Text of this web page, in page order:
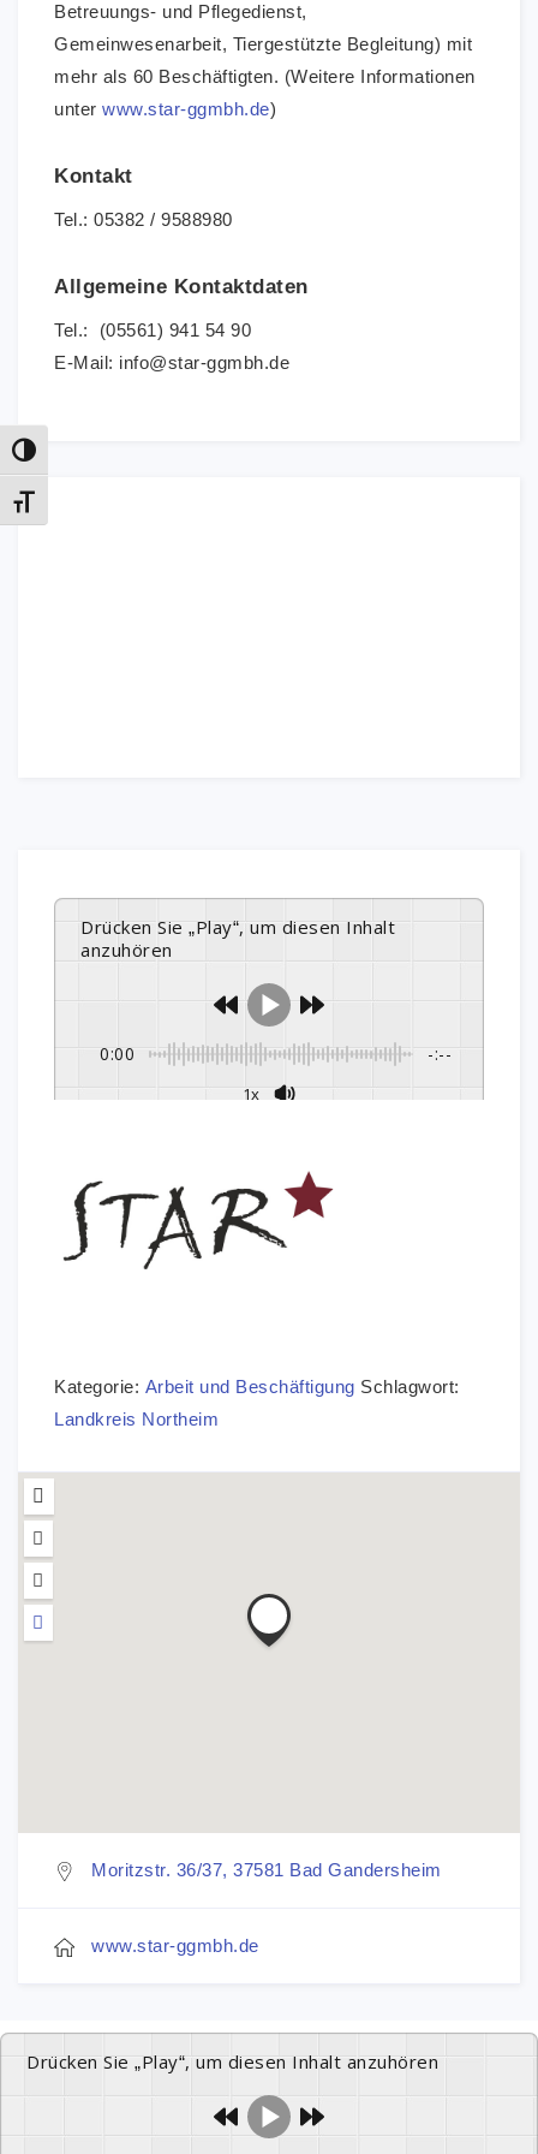
Umschalten auf hohe Kontraste
Schrift vergrößern
Drücken Sie „Play“, um diesen Inhalt
anzuhören
0:00 -:--
1x
Kategorie: Arbeit und Beschäftigung Schlagwort:
Landkreis Northeim
Moritzstr. 36/37, 37581 Bad Gandersheim
www.star-ggmbh.de
Betreuungs- und Pflegedienst,
Gemeinwesenarbeit, Tiergestützte Begleitung) mit
mehr als 60 Beschäftigten. (Weitere Informationen
unter www.star-ggmbh.de)
Kontakt
Tel.: 05382 / 9588980
Allgemeine Kontaktdaten
Tel.: (05561) 941 54 90
E-Mail: info@star-ggmbh.de
Drücken Sie „Play“, um diesen Inhalt anzuhören